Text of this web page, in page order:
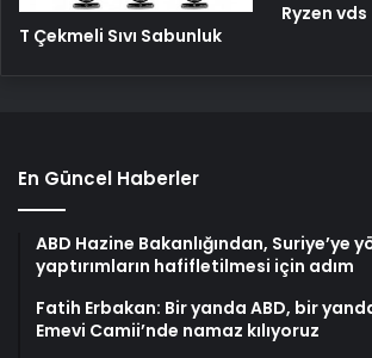
T Çekmeli Sıvı Sabunluk
Ryzen vds
En Güncel Haberler
ABD Hazine Bakanlığından, Suriye’ye
yaptırımların hafifletilmesi için adım
Fatih Erbakan: Bir yanda ABD, bir
Emevi Camii’nde namaz kılıyoruz